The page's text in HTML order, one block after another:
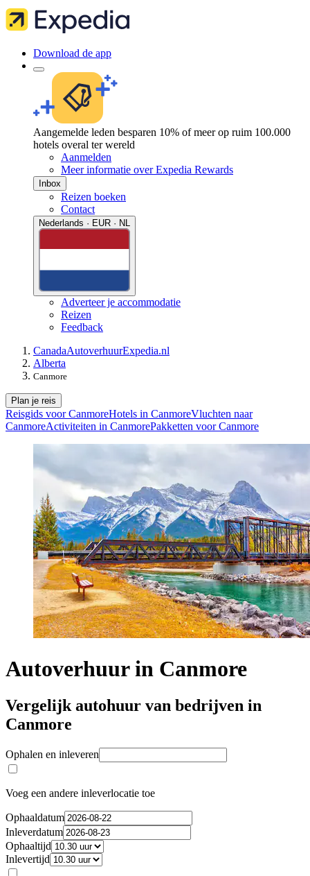
Download de app
Aangemelde leden besparen 10% of meer op ruim 100.000
hotels overal ter wereld
Aanmelden
Meer informatie over Expedia Rewards
Inbox
Reizen boeken
Contact
Nederlands · EUR · NL
Adverteer je accommodatie
Reizen
Feedback
CanadaAutoverhuurExpedia.nl
Alberta
Canmore
Plan je reis
Reisgids voor CanmoreHotels in CanmoreVluchten naar
CanmoreActiviteiten in CanmorePakketten voor Canmore
Autoverhuur in Canmore
Vergelijk autohuur van bedrijven in
Canmore
Ophalen en inleveren
Voeg een andere inleverlocatie toe
Ophaaldatum
Inleverdatum
Ophaaltijd
Inlevertijd